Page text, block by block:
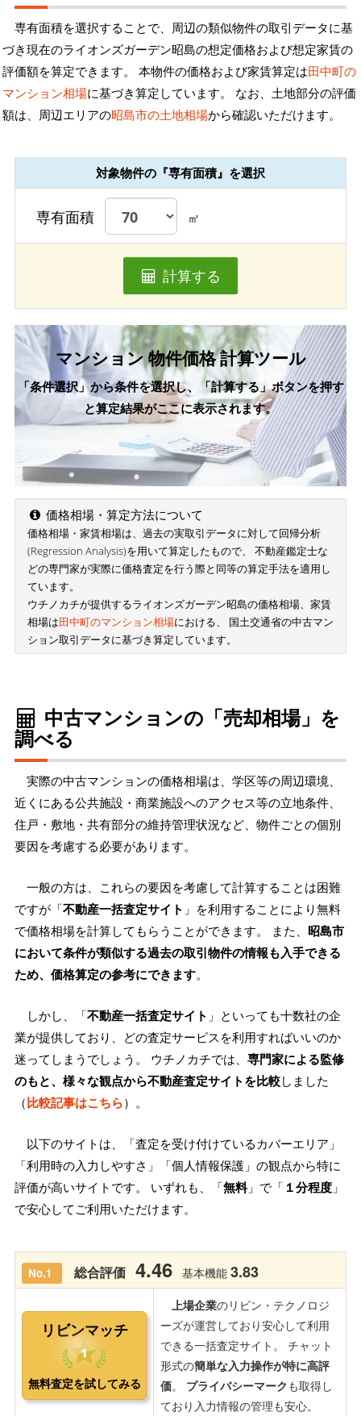
専有面積を選択することで、周辺の類似物件の取引データに基
づき現在のライオンズガーデン昭島の想定価格および想定家賃の
評価額を算定できます。 本物件の価格および家賃算定は田中町の
マンション相場に基づき算定しています。 なお、土地部分の評価
額は、周辺エリアの昭島市の土地相場から確認いただけます。
対象物件の『専有面積』を選択
専有面積 ㎡
計算する
マンション 物件価格 計算ツール
「条件選択」から条件を選択し、「計算する」ボタンを押す
と算定結果がここに表示されます。
価格相場・算定方法について
価格相場・家賃相場は、過去の実取引データに対して回帰分析
(Regression Analysis)を用いて算定したもので、 不動産鑑定士な
どの専門家が実際に価格査定を行う際と同等の算定手法を適用し
ています。
ウチノカチが提供するライオンズガーデン昭島の価格相場、家賃
相場は田中町のマンション相場における、 国土交通省の中古マン
ション取引データに基づき算定しています。
中古マンションの「売却相場」を
調べる
実際の中古マンションの価格相場は、学区等の周辺環境、
近くにある公共施設・商業施設へのアクセス等の立地条件、
住戸・敷地・共有部分の維持管理状況など、物件ごとの個別
要因を考慮する必要があります。
一般の方は、これらの要因を考慮して計算することは困難
ですが「不動産一括査定サイト 」を利用することにより無料
で価格相場を計算してもらうことができます。 また、 昭島市
において条件が類似する過去の取引物件の情報も入手できる
ため、価格算定の参考にできます。
しかし、「不動産一括査定サイト 」といっても十数社の企
業が提供しており、どの査定サービスを利用すればいいのか
迷ってしまうでしょう。 ウチノカチでは、 専門家による監修
のもと、様々な観点から不動産査定サイトを比較しました
（比較記事はこちら）。
以下のサイトは、「査定を受け付けているカバーエリア」
「利用時の入力しやすさ」「個人情報保護」の観点から特に
評価が高いサイトです。 いずれも、「無料」で「 １分程度 」
で安心してご利用いただけます。